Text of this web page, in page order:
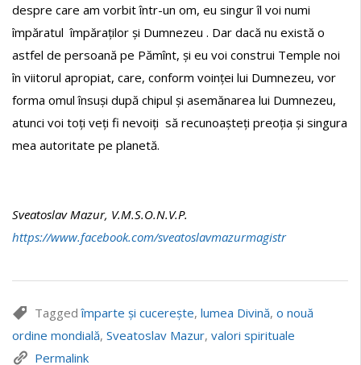
despre care am vorbit într-un om, eu singur îl voi numi
împăratul împăraților și Dumnezeu . Dar dacă nu există o
astfel de persoană pe Pămînt, și eu voi construi Temple noi
în viitorul apropiat, care, conform voinței lui Dumnezeu, vor
forma omul însuși după chipul și asemănarea lui Dumnezeu,
atunci voi toți veți fi nevoiți să recunoașteți preoția și singura
mea autoritate pe planetă.
Sveatoslav Mazur, V.M.S.O.N.V.P.
https://www.facebook.com/sveatoslavmazurmagistr
Taggedîmparte și cucerește, lumea Divină, o nouă
ordine mondială, Sveatoslav Mazur, valori spirituale
Permalink